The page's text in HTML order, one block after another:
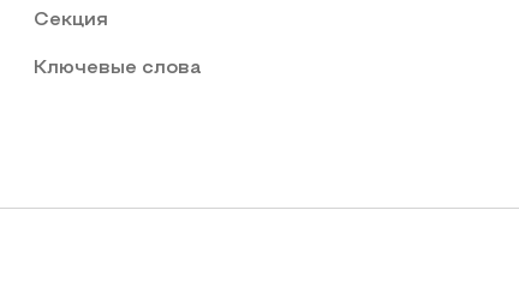
Секция
Ключевые слова